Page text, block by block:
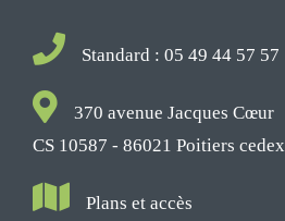
Standard : 05 49 44 57 57
370 avenue Jacques Cœur
CS 10587 - 86021 Poitiers cedex
Plans et accès